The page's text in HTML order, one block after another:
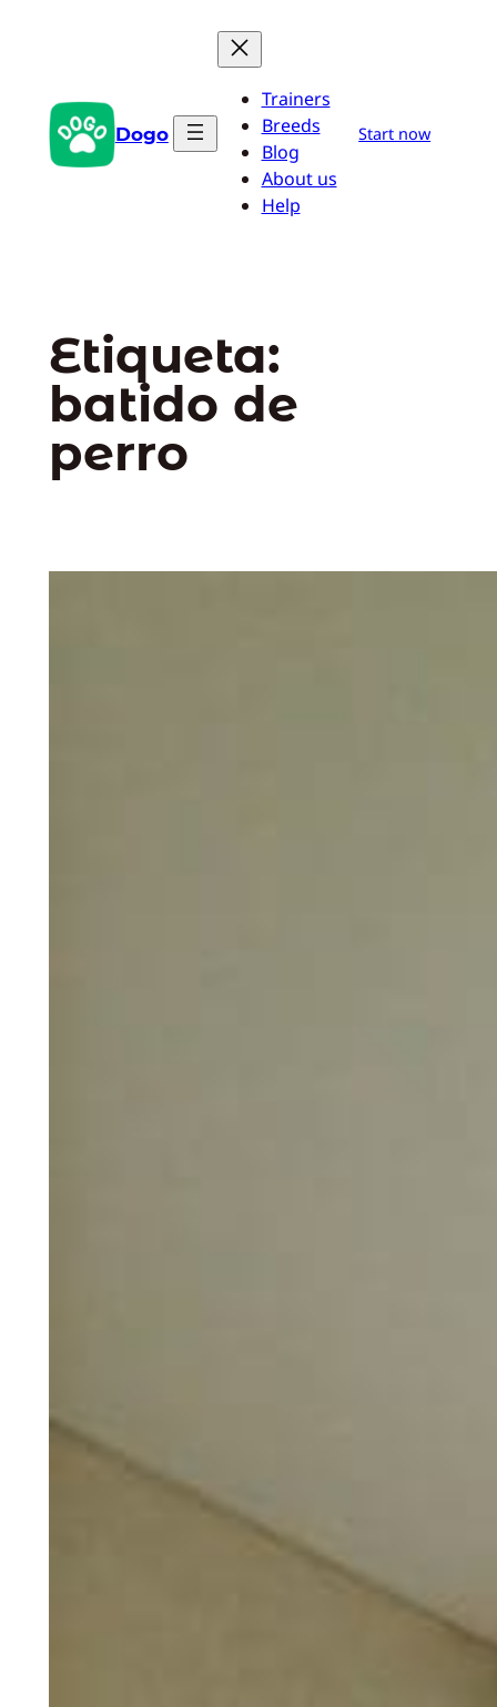
Dogo
Trainers
Breeds
Blog
About us
Help
Start now
Etiqueta:
batido de
perro